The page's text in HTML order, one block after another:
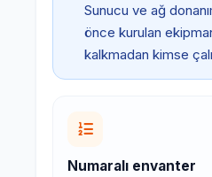
Sunucu ve ağ
önce kurulan
kalkmadan kimse
Numaralı envanter